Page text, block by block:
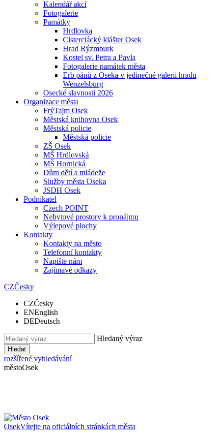
Kalendář akcí
Fotogalerie
Památky
Hrdlovka
Cisterciácký klášter Osek
Hrad Rýzmburk
Kostel sv. Petra a Pavla
Fotogalerie památek města
Erb pánů z Oseka v jedinečné galerii hradu
Wenzelsburg
Osecké slavnosti 2026
Organizace města
FrýTajm Osek
Městská knihovna Osek
Městská policie
Městská policie
ZŠ Osek
MŠ Hrdlovská
MŠ Hornická
Dům dětí a mládeže
Služby města Oseka
JSDH Osek
Podnikatel
Czech POINT
Nebytové prostory k pronájmu
Výlepové plochy
Kontakty
Kontakty na město
Telefonní kontakty
Napište nám
Zajímavé odkazy
CZČesky
CZČesky
ENEnglish
DEDeutsch
Hledaný výraz
Hledat
rozšířené vyhledávání
městoOsek
OsekVítejte na oficiálních stránkách města